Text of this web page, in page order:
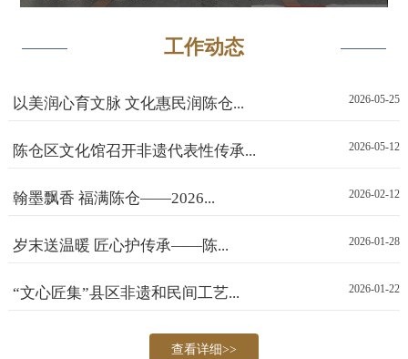
工作动态
以美润心育文脉 文化惠民润陈仓... 2026-05-25
陈仓区文化馆召开非遗代表性传承... 2026-05-12
翰墨飘香 福满陈仓——2026... 2026-02-12
岁末送温暖 匠心护传承——陈... 2026-01-28
“文心匠集”县区非遗和民间工艺... 2026-01-22
查看详细>>